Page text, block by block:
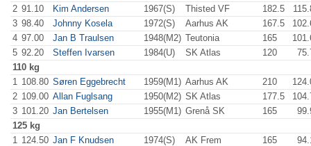
2 91.10 Kim Andersen 1967(S) Thisted VF 182.5
3 98.40 Johnny Kosela 1972(S) Aarhus AK 167.5
4 97.00 Jan B Traulsen 1948(M2) Teutonia 165
5 92.20 Steffen Ivarsen 1984(U) SK Atlas 120
110 kg
1 108.80 Søren Eggebrecht 1959(M1) Aarhus AK 210
2 109.00 Allan Fuglsang 1950(M2) SK Atlas 177.5
3 101.20 Jan Bertelsen 1955(M1) Grenå SK 165
125 kg
1 124.50 Jan F Knudsen 1974(S) AK Frem 165